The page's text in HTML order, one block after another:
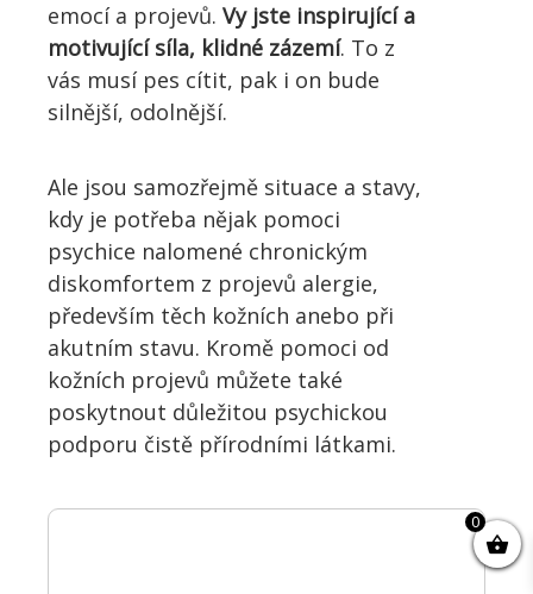
emocí a projevů. Vy jste inspirující a
motivující síla, klidné zázemí. To z
vás musí pes cítit, pak i on bude
silnější, odolnější.
Ale jsou samozřejmě situace a stavy,
kdy je potřeba nějak pomoci
psychice nalomené chronickým
diskomfortem z projevů alergie,
především těch kožních anebo při
akutním stavu. Kromě pomoci od
kožních projevů můžete také
poskytnout důležitou psychickou
podporu čistě přírodními látkami.
0